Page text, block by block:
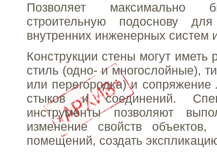
Позволяет максимально
строительную подоснову для
внутренних инженерных систем
Конструкции стены могут
стиль (одно- и многослойные),
или перегородка) и
стыков и соединений.
инструменты позволяют
изменение свойств
помещений, создать